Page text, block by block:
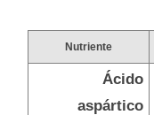
Nutriente
Ácido
aspártico